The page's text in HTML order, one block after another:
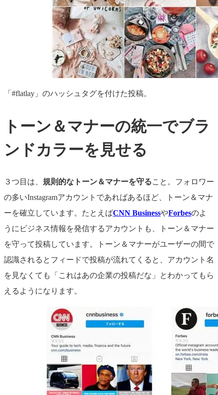
「#flatlay」のハッシュタグを付けた投稿。
トーン＆マナーの統一でブラ
ンドカラーを見せる
３つ目は、 規則的なトーン＆マナーを守ること。フォロワー
の多いInstagramアカウントであればあるほど、トーン＆マナ
ーを確立しています。たとえばCNN BusinessやForbesのよ
うにビジネス情報を発信するアカウントも、トーン＆マナー
を守って投稿しています。トーン＆マナーがユーザーの間で
認識されるとフィードで投稿が流れてくると、アカウント名
を見なくても「これはあの企業の投稿だな」とわかってもら
えるようになります。